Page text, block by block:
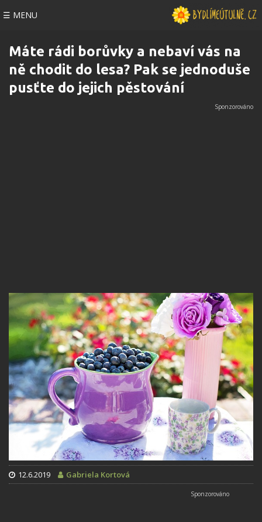
☰ MENU
Máte rádi borůvky a nebaví vás na
ně chodit do lesa? Pak se jednoduše
pusťte do jejich pěstování
12.6.2019 Gabriela Kortová